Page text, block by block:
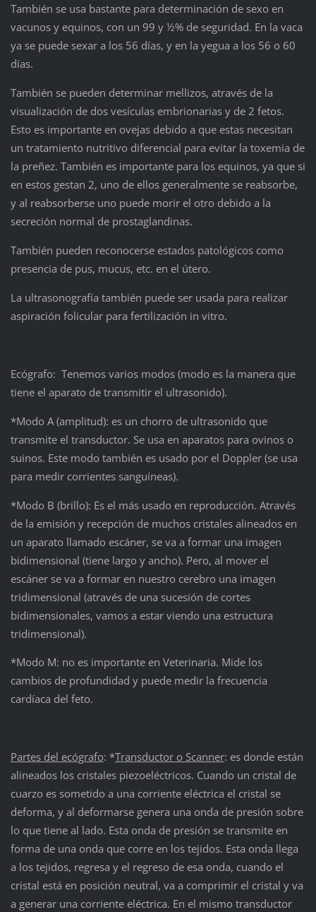
También se usa bastante para determinación de sexo en
vacunos y equinos, con un 99 y ½% de seguridad. En la vaca
ya se puede sexar a los 56 días, y en la yegua a los 56 o 60
días.
También se pueden determinar mellizos, através de la
visualización de dos vesículas embrionarias y de 2 fetos.
Esto es importante en ovejas debido a que estas necesitan
un tratamiento nutritivo diferencial para evitar la toxemia de
la preñez. También es importante para los equinos, ya que si
en estos gestan 2, uno de ellos generalmente se reabsorbe,
y al reabsorberse uno puede morir el otro debido a la
secreción normal de prostaglandinas.
También pueden reconocerse estados patológicos como
presencia de pus, mucus, etc. en el útero.
La ultrasonografía también puede ser usada para realizar
aspiración folicular para fertilización in vitro.
Ecógrafo: Tenemos varios modos (modo es la manera que
tiene el aparato de transmitir el ultrasonido).
*Modo A (amplitud): es un chorro de ultrasonido que
transmite el transductor. Se usa en aparatos para ovinos o
suinos. Este modo también es usado por el Doppler (se usa
para medir corrientes sanguíneas).
*Modo B (brillo): Es el más usado en reproducción. Através
de la emisión y recepción de muchos cristales alineados en
un aparato llamado escáner, se va a formar una imagen
bidimensional (tiene largo y ancho). Pero, al mover el
escáner se va a formar en nuestro cerebro una imagen
tridimensional (através de una sucesión de cortes
bidimensionales, vamos a estar viendo una estructura
tridimensional).
*Modo M: no es importante en Veterinaria. Mide los
cambios de profundidad y puede medir la frecuencia
cardíaca del feto.
Partes del ecógrafo: *Transductor o Scanner: es donde están
alineados los cristales piezoeléctricos. Cuando un cristal de
cuarzo es sometido a una corriente eléctrica el cristal se
deforma, y al deformarse genera una onda de presión sobre
lo que tiene al lado. Esta onda de presión se transmite en
forma de una onda que corre en los tejidos. Esta onda llega
a los tejidos, regresa y el regreso de esa onda, cuando el
cristal está en posición neutral, va a comprimir el cristal y va
a generar una corriente eléctrica. En el mismo transductor